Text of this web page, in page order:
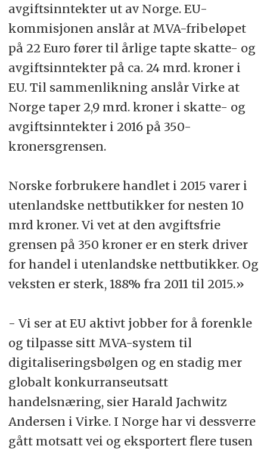
avgiftsinntekter ut av Norge. EU-
kommisjonen anslår at MVA-fribeløpet
på 22 Euro fører til årlige tapte skatte- og
avgiftsinntekter på ca. 24 mrd. kroner i
EU. Til sammenlikning anslår Virke at
Norge taper 2,9 mrd. kroner i skatte- og
avgiftsinntekter i 2016 på 350-
kronersgrensen.
Norske forbrukere handlet i 2015 varer i
utenlandske nettbutikker for nesten 10
mrd kroner. Vi vet at den avgiftsfrie
grensen på 350 kroner er en sterk driver
for handel i utenlandske nettbutikker. Og
veksten er sterk, 188% fra 2011 til 2015.»
- Vi ser at EU aktivt jobber for å forenkle
og tilpasse sitt MVA-system til
digitaliseringsbølgen og en stadig mer
globalt konkurranseutsatt
handelsnæring, sier Harald Jachwitz
Andersen i Virke. I Norge har vi dessverre
gått motsatt vei og eksportert flere tusen